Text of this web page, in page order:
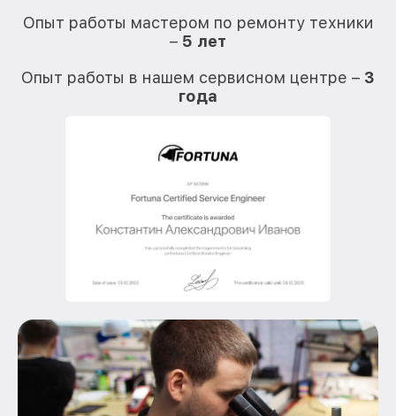
Опыт работы мастером по ремонту техники
– 5 лет
Опыт работы в нашем сервисном центре – 3
года